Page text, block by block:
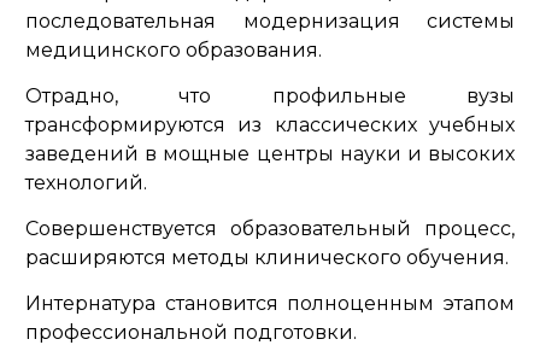
последовательная модернизация системы
медицинского образования.
Отрадно, что профильные вузы
трансформируются из классических учебных
заведений в мощные центры науки и высоких
технологий.
Совершенствуется образовательный процесс,
расширяются методы клинического обучения.
Интернатура становится полноценным этапом
профессиональной подготовки.